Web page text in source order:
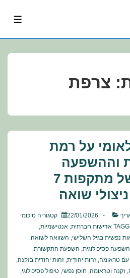
צרפת
על רמת
וההשפעה
הפסיכולוגית של מתקפות 7
שואה
22/01/2026 קטגוריה סיכומי
אדישות חברתית, אנטישמיות,
נפשית בגיל השלישי, השוואה לשואה,
השפעה פסיכולוגית, השפעת התקשורת,
עם טראומה, זהות יהודית, זהות יהודית בזקנה,
, זקנה וטראומה, חוסן נפשי, טיפול פסיכולוגי,